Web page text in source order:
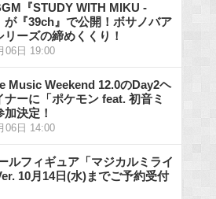
『STUDY WITH MIKU -
が『39ch』で公開！ボサノバア
リーズの締めくくり！
06日 19:00
Music Weekend 12.0のDay2ヘ
ナーに「ポケモン feat. 初音ミ
決定！
06日 14:00
ルフィギュア「マジカルミライ
10月14日(水)までご予約受付